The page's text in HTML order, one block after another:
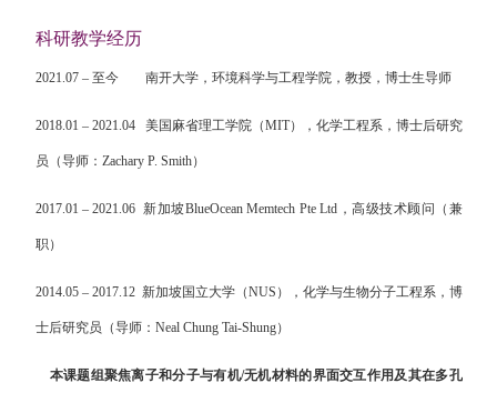
科研教学经历
2021.07 – 至今 南开大学，环境科学与工程学院，教授，博士生导师
2018.01 – 2021.04 美国麻省理工学院（MIT），化学工程系，博士后研究
员（导师： Zachary P. Smith）
2017.01 – 2021.06 新加坡BlueOcean Memtech Pte Ltd ，高级技术顾问（兼
职）
2014.05 – 2017.12 新加坡国立大学（NUS ），化学与生物分子工程系，博
士后研究员（导师： Neal Chung Tai-Shung）
本课题组聚焦离子和分子与有机/无机材料的界面交互作用及其在多孔